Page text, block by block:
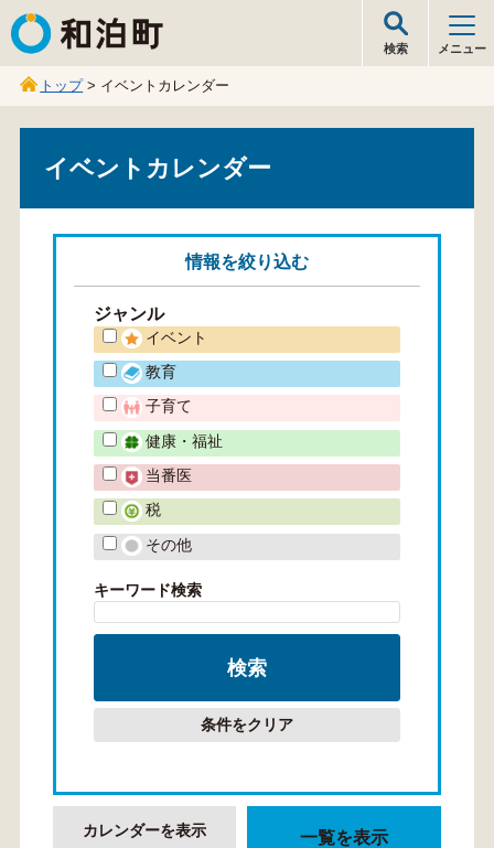
和泊町
検索 メニュー
トップ> イベントカレンダー
イベントカレンダー
情報を絞り込む
ジャンル
イベント
教育
子育て
健康・福祉
当番医
税
その他
キーワード検索
条件をクリア
カレンダーを表示 一覧を表示